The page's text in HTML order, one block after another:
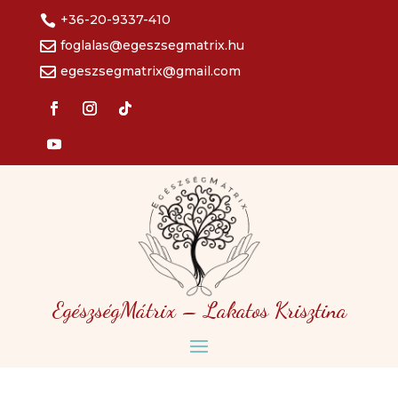
 +36-20-9337-410
 foglalas@egeszsegmatrix.hu
 egeszsegmatrix@gmail.com
EgészségMátrix – Lakatos Krisztina